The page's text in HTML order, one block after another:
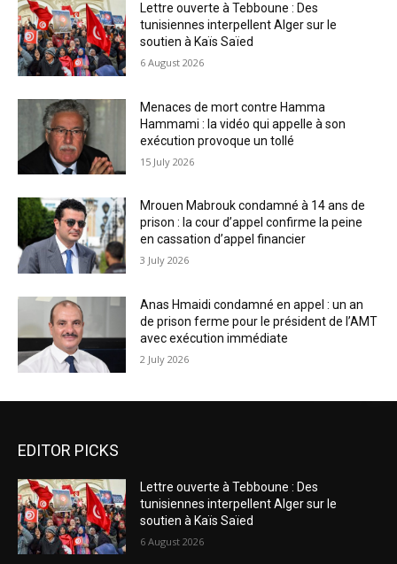
Lettre ouverte à Tebboune : Des
tunisiennes interpellent Alger sur le
soutien à Kaïs Saïed
6 August 2026
Menaces de mort contre Hamma
Hammami : la vidéo qui appelle à son
exécution provoque un tollé
15 July 2026
Mrouen Mabrouk condamné à 14 ans de
prison : la cour d’appel confirme la peine
en cassation d’appel financier
3 July 2026
Anas Hmaidi condamné en appel : un an
de prison ferme pour le président de l’AMT
avec exécution immédiate
2 July 2026
EDITOR PICKS
Lettre ouverte à Tebboune : Des
tunisiennes interpellent Alger sur le
soutien à Kaïs Saïed
6 August 2026